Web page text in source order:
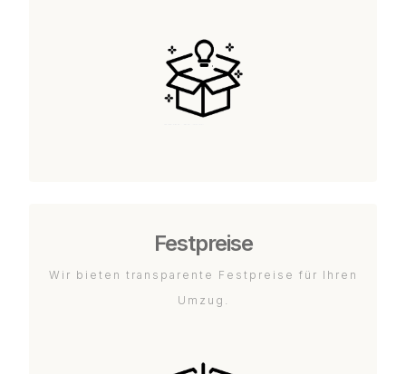
Festpreise
Wir bieten transparente Festpreise für Ihren
Umzug.